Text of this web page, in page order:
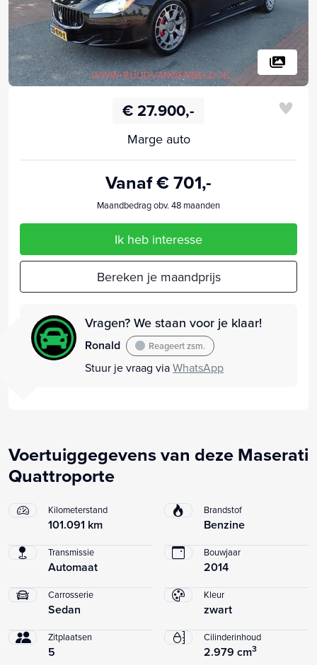
€ 27.900,-
Marge auto
Vanaf € 701,-
Maandbedrag obv. 48 maanden
Ik heb interesse
Bereken je maandprijs
Vragen? We staan voor je klaar!
Ronald Reageert zsm.
Stuur je vraag viaWhatsApp
Voertuiggegevens van deze Maserati
Quattroporte
Kilometerstand
101.091 km
Brandstof
Benzine
Transmissie
Automaat
Bouwjaar
2014
Carrosserie
Sedan
Kleur
zwart
Zitplaatsen
5
Cilinderinhoud
2.979 cm3